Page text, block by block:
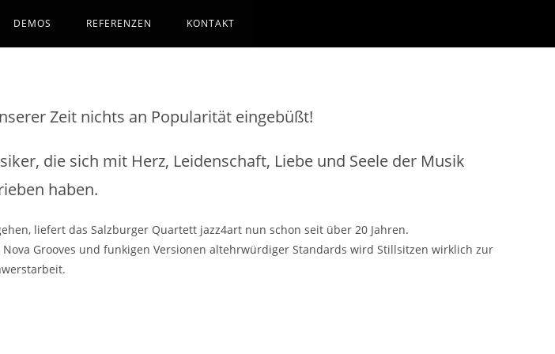
DEMOS REFERENZEN KONTAKT
Zeit nichts an Popularität eingebüßt!
die sich mit Herz, Leidenschaft, Liebe und Seele der Musik
haben.
liefert das Salzburger Quartett jazz4art nun schon seit über 20 Jahren.
Grooves und funkigen Versionen altehrwürdiger Standards wird Stillsitzen wirklich zur